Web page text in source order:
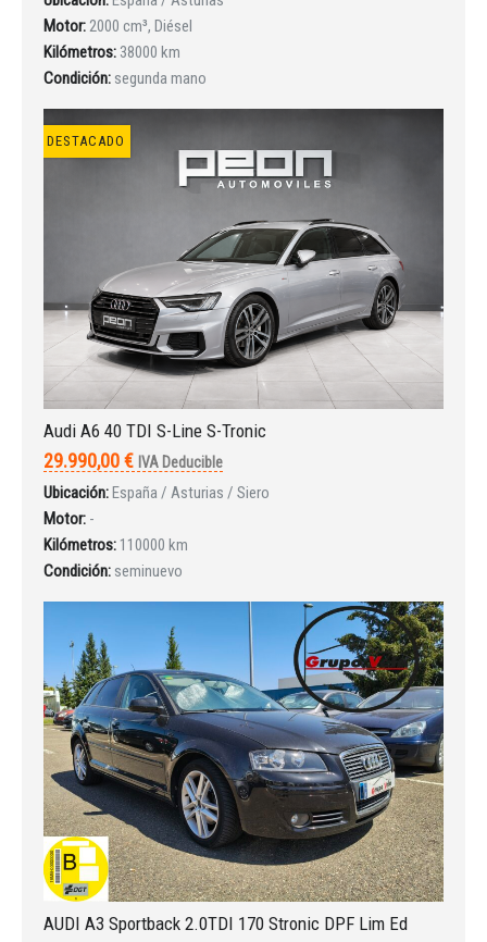
Iniciar sesión
INICIAR SESIÓN
¿Ha olvidado la contraseña?
Motor:2000 cm³, Diésel
Kilómetros: 38000 km
Condición: segunda mano
DESTACADO
Audi A6 40 TDI S-Line S-Tronic
29.990,00 € IVA Deducible
Ubicación:España / Asturias / Siero
Motor: -
Kilómetros: 110000 km
Condición: seminuevo
AUDI A3 Sportback 2.0TDI 170 Stronic DPF Lim Ed